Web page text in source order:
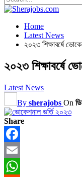
Home
Latest News
২০২৩ শিক্ষাবর্ষে
২০২৩ শিক্ষাবর্ষে
Latest News
By sherajobs On
Share
Facebook
Email